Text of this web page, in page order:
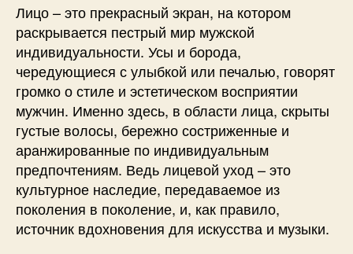
Лицо – это прекрасный экран, на котором
раскрывается пестрый мир мужской
индивидуальности. Усы и борода,
чередующиеся с улыбкой или печалью, говорят
громко о стиле и эстетическом восприятии
мужчин. Именно здесь, в области лица, скрыты
густые волосы, бережно состриженные и
аранжированные по индивидуальным
предпочтениям. Ведь лицевой уход – это
культурное наследие, передаваемое из
поколения в поколение, и, как правило,
источник вдохновения для искусства и музыки.